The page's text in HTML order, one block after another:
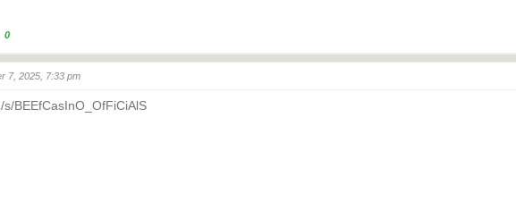
0
7, 2025, 7:33 pm
s/BEEfCasInO_OfFiCiAlS